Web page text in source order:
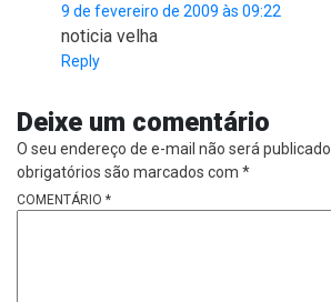
9 de fevereiro de 2009 às 09:22
noticia velha
Reply
Deixe um comentário
O seu endereço de e-mail não será publicado.
obrigatórios são marcados com *
COMENTÁRIO *